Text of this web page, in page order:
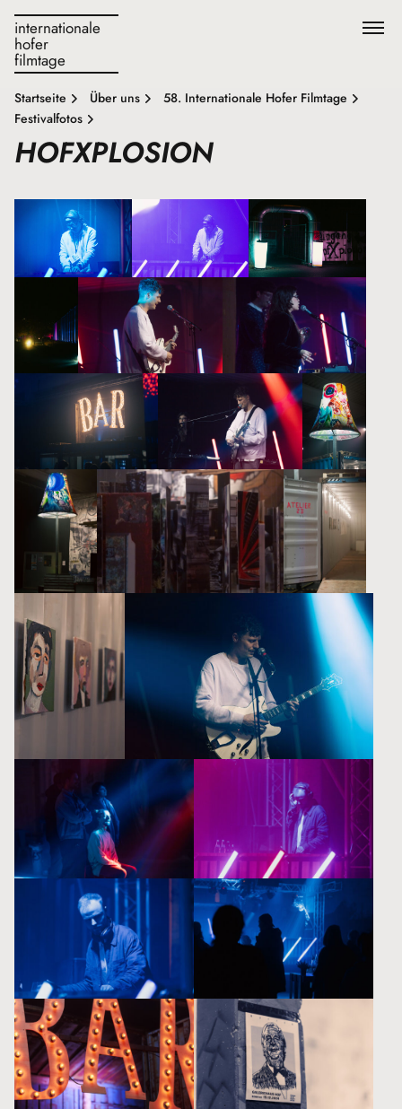
internationale
hofer
filmtage
Startseite Über uns
58. Internationale Hofer Filmtage
Festivalfotos
HOFXPLOSION